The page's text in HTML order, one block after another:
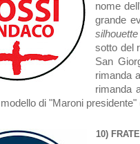
nome
grande
silhouette
sotto del
San
rimanda
rimanda
di "Maroni presidente"
10)